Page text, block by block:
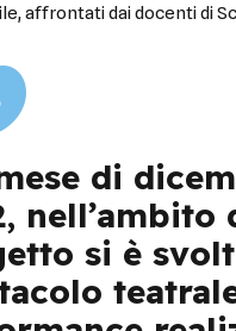
affrontati dai docenti di
di
nell’ambito
si è